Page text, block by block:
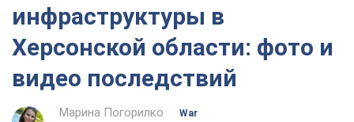
инфраструктуры в
Херсонской области: фото и
видео последствий
Марина Погорилко
War